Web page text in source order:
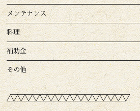
メンテナンス
料理
補助金
その他